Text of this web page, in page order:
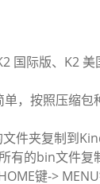
国际版、K2 美
，按照压缩包
件夹复制到
有的bin文件复
键->